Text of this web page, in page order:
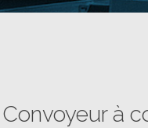
Convoyeur à